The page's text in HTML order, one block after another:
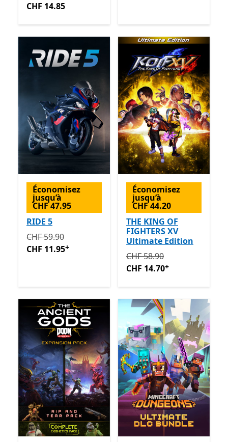
CHF 14.85
Économisez
jusqu’à
CHF 47.95
RIDE 5
Initialement CHF 59.90 maintenant CHF 11.95
CHF 59.90
CHF 11.95+
Économisez
jusqu’à
CHF 44.20
THE KING OF
FIGHTERS XV
Ultimate Edition
Initialement CHF 58.90
CHF 58.90
CHF 14.70+